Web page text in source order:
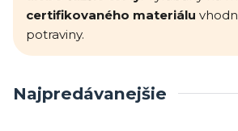
certifikovaného materiálu
potraviny.
Najpredávanejšie